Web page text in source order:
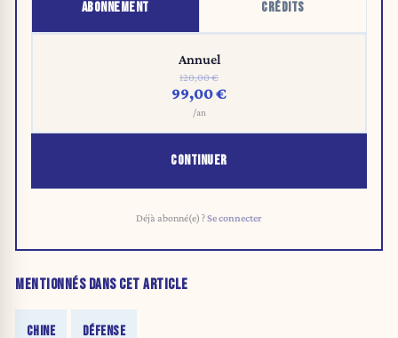
ABONNEMENT CRÉDITS
Annuel
120,00 €
99,00 €
/an
CONTINUER
Déjà abonné(e) ?Se connecter
MENTIONNÉS DANS CET ARTICLE
CHINE DÉFENSE